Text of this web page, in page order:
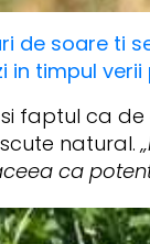
de soare ti
in timpul
faptul ca
natural.
ca